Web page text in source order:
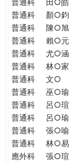
普通科
顏○鈞
普通科
陳○旭
普通科
賴○元
普通科
尤○涵
普通科
林○家
普通科
文○
普通科
巫○瑜
普通科
呂○瑄
普通科
呂○瑜
普通科
張○喻
普通科
林○易
應外科
張○瑄